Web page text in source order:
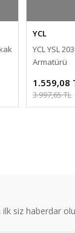
YCL
YCL YSL
Armatürü
1.559,08
3.997,65 TL
siz haberdar